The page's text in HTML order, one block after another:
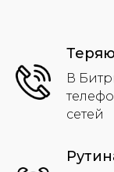
В
сетей